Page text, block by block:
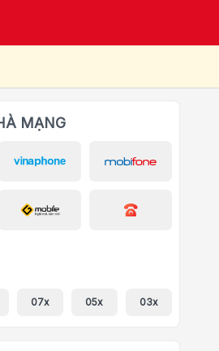
MẠNG
07x 05x 03x